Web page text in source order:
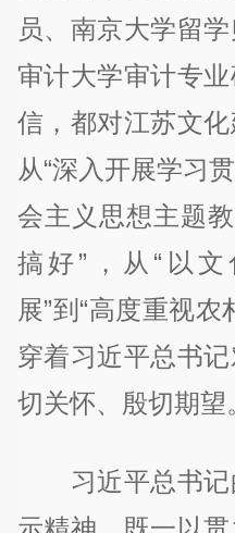
员、南京大学留
审计大学审计专
信，都对江苏文化
从“深入开展学习
会主义思想主题
搞好”，从“以
展”到“高度重视
穿着习近平总书
切关怀、殷切期望
习近平总书记